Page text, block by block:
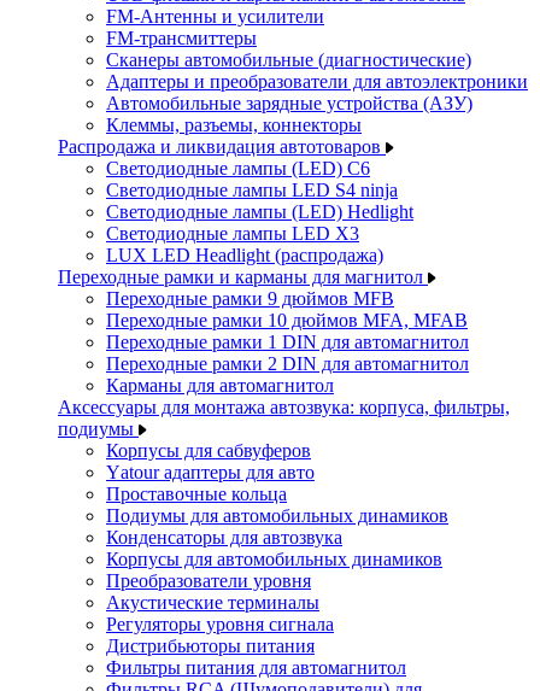
FM-Антенны и усилители
FM-трансмиттеры
Сканеры автомобильные (диагностические)
Адаптеры и преобразователи для автоэлектроники
Автомобильные зарядные устройства (АЗУ)
Клеммы, разъемы, коннекторы
Распродажа и ликвидация автотоваров
Светодиодные лампы (LED) C6
Светодиодные лампы LED S4 ninja
Светодиодные лампы (LED) Hedlight
Светодиодные лампы LED X3
LUX LED Headlight (распродажа)
Переходные рамки и карманы для магнитол
Переходные рамки 9 дюймов MFB
Переходные рамки 10 дюймов MFA, MFAB
Переходные рамки 1 DIN для автомагнитол
Переходные рамки 2 DIN для автомагнитол
Карманы для автомагнитол
Аксессуары для монтажа автозвука: корпуса, фильтры,
подиумы
Корпусы для сабвуферов
Yаtour адаптеры для авто
Проставочные кольца
Подиумы для автомобильных динамиков
Конденсаторы для автозвука
Корпусы для автомобильных динамиков
Преобразователи уровня
Акустические терминалы
Регуляторы уровня сигнала
Дистрибьюторы питания
Фильтры питания для автомагнитол